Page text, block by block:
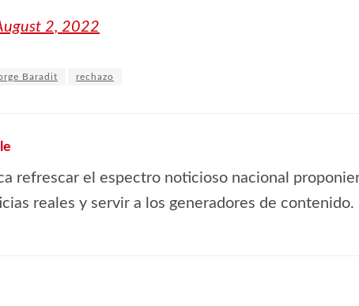
2, 2022
Baradit rechazo
refrescar el espectro noticioso nacional
reales y servir a los generadores de contenido.